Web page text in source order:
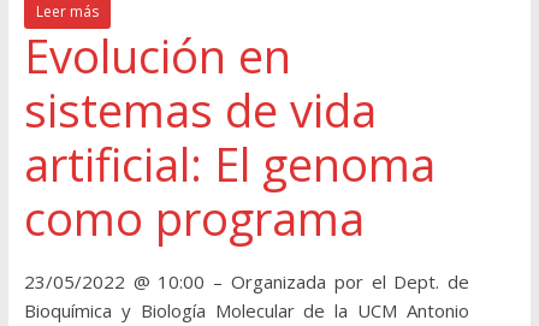
Leer más
Evolución en
sistemas de vida
artificial: El genoma
como programa
23/05/2022 @ 10:00 – Organizada por el Dept. de
Bioquímica y Biología Molecular de la UCM Antonio